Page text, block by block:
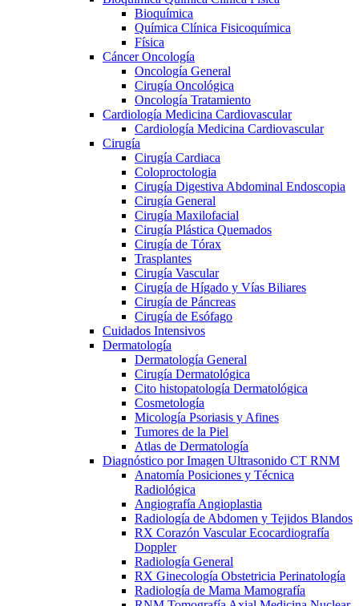
Bioquímica
Química Clínica Fisicoquímica
Física
Cáncer Oncología
Oncología General
Cirugía Oncológica
Oncología Tratamiento
Cardiología Medicina Cardiovascular
Cardiología Medicina Cardiovascular
Cirugía
Cirugía Cardiaca
Coloproctologia
Cirugía Digestiva Abdominal Endoscopia
Cirugía General
Cirugía Maxilofacial
Cirugía Plástica Quemados
Cirugía de Tórax
Trasplantes
Cirugía Vascular
Cirugía de Hígado y Vías Biliares
Cirugía de Páncreas
Cirugía de Esófago
Cuidados Intensivos
Dermatología
Dermatología General
Cirugía Dermatológica
Cito histopatología Dermatológica
Cosmetología
Micología Psoriasis y Afines
Tumores de la Piel
Atlas de Dermatología
Diagnóstico por Imagen Ultrasonido CT RNM
Anatomía Posiciones y Técnica
Radiológica
Angiografía Angioplastia
Radiología de Abdomen y Tejidos Blandos
RX Corazón Vascular Ecocardiografía
Doppler
Radiología General
RX Ginecología Obstetricia Perinatología
Radiología de Mama Mamografía